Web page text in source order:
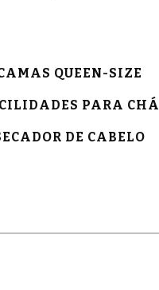
QUEEN-SIZE
PARA CHÁ
DE CABELO